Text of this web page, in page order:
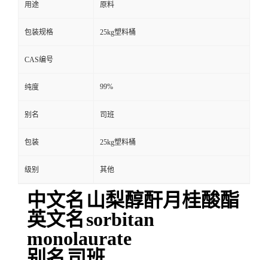
用途 原料
包装规格 25kg塑料桶
CAS编号
纯度 99%
别名 司班
包装 25kg塑料桶
级别 其他
中文名 山梨醇酐月桂酸酯
英文名sorbitan
monolaurate